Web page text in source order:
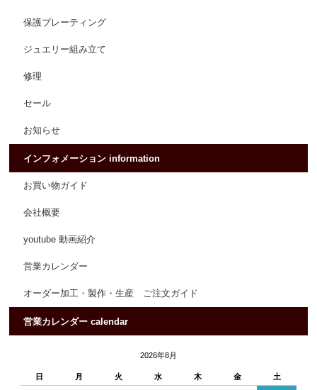
保護プレーティング
ジュエリー組み立て
修理
セール
お知らせ
インフォメーション information
お買い物ガイド
会社概要
youtube 動画紹介
営業カレンダー
オーダー加工・製作・生産 ご注文ガイド
営業カレンダー calendar
2026年8月
日 月 火 水 木 金 土